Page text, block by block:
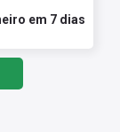
em 7 dias